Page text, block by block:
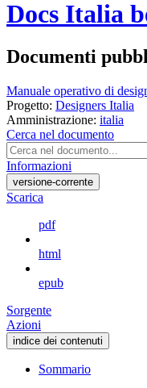
Docs Italia
Documenti
Manuale operativo di
Progetto: Designers Italia
Amministrazione: italia
Cerca nel documento
Informazioni
versione-corrente
Scarica
pdf
html
epub
Sorgente
Azioni
indice dei contenuti
Sommario